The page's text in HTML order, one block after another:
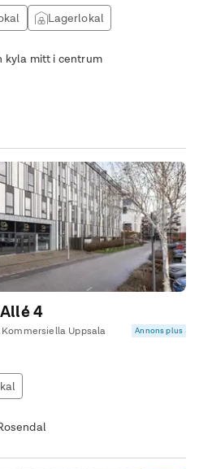
Lagerlokal
kyla mitt i centrum
4
Uppsala Annons plus